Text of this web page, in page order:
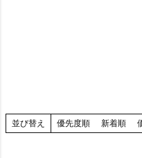
並び替え 優先度順 新着順